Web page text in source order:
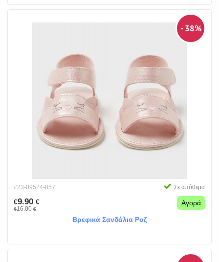
- 38%
#23-09524-057 Σε απόθεμα
€9.90 €
€16.00€
Αγορά
Βρεφικά Σανδάλια Ροζ